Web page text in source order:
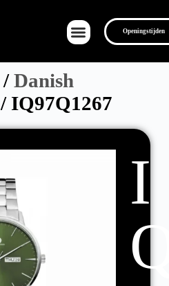
Openingstijden
/Danish
/ IQ97Q1267
I